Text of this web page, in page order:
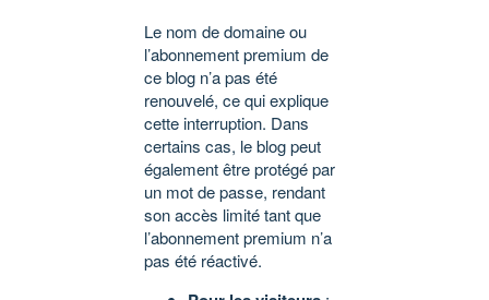
Le nom de domaine ou
l’abonnement premium de
ce blog n’a pas été
renouvelé, ce qui explique
cette interruption. Dans
certains cas, le blog peut
également être protégé par
un mot de passe, rendant
son accès limité tant que
l’abonnement premium n’a
pas été réactivé.